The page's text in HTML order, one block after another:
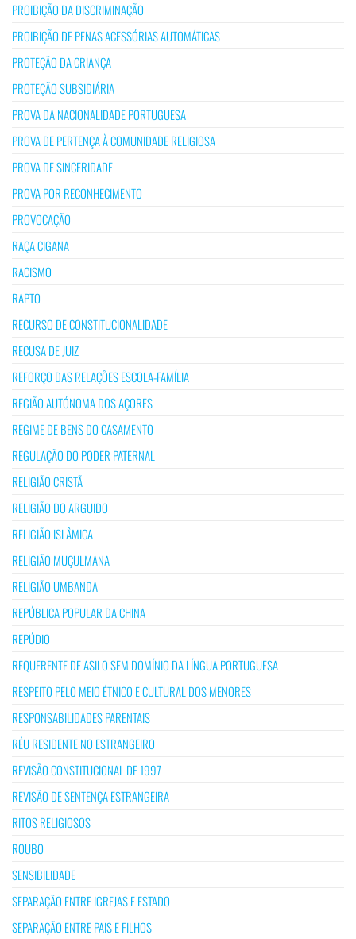
PROIBIÇÃO DA DISCRIMINAÇÃO
PROIBIÇÃO DE PENAS ACESSÓRIAS AUTOMÁTICAS
PROTEÇÃO DA CRIANÇA
PROTEÇÃO SUBSIDIÁRIA
PROVA DA NACIONALIDADE PORTUGUESA
PROVA DE PERTENÇA À COMUNIDADE RELIGIOSA
PROVA DE SINCERIDADE
PROVA POR RECONHECIMENTO
PROVOCAÇÃO
RAÇA CIGANA
RACISMO
RAPTO
RECURSO DE CONSTITUCIONALIDADE
RECUSA DE JUIZ
REFORÇO DAS RELAÇÕES ESCOLA-FAMÍLIA
REGIÃO AUTÓNOMA DOS AÇORES
REGIME DE BENS DO CASAMENTO
REGULAÇÃO DO PODER PATERNAL
RELIGIÃO CRISTÃ
RELIGIÃO DO ARGUIDO
RELIGIÃO ISLÂMICA
RELIGIÃO MUÇULMANA
RELIGIÃO UMBANDA
REPÚBLICA POPULAR DA CHINA
REPÚDIO
REQUERENTE DE ASILO SEM DOMÍNIO DA LÍNGUA PORTUGUESA
RESPEITO PELO MEIO ÉTNICO E CULTURAL DOS MENORES
RESPONSABILIDADES PARENTAIS
RÉU RESIDENTE NO ESTRANGEIRO
REVISÃO CONSTITUCIONAL DE 1997
REVISÃO DE SENTENÇA ESTRANGEIRA
RITOS RELIGIOSOS
ROUBO
SENSIBILIDADE
SEPARAÇÃO ENTRE IGREJAS E ESTADO
SEPARAÇÃO ENTRE PAIS E FILHOS